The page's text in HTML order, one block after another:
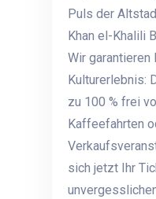
Puls der
Khan el-Khalili
Wir garantieren
Kulturerlebnis:
zu 100 % frei
Kaffeefahrten
sich jetzt Ihr